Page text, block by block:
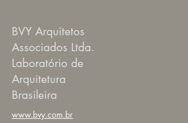
BVY Arquitetos
Associados Ltda.
Laboratório de
Arquitetura
Brasileira
www.bvy.com.br